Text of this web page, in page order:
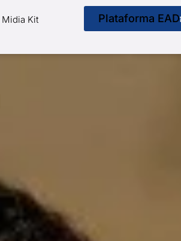
Midia Kit Plataforma EAD